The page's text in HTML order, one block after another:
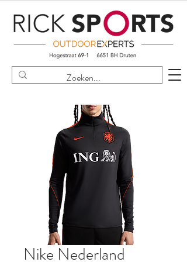
Nike Nederland